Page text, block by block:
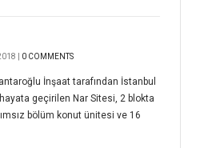
| 0 COMMENTS
İnşaat tarafından İstanbul
geçirilen Nar Sitesi, 2 blokta
bölüm konut ünitesi ve 16